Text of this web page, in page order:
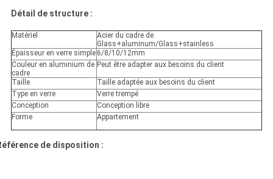
Détail de structure :
Matériel
Acier du cadre de
Glass+aluminum/Glass+stainless
Épaisseur en verre simple 6/8/10/12mm
Couleur en aluminium de
cadre
Peut être adapter aux besoins du client
Taille
Taille adaptée aux besoins du client
Type en verre
Verre trempé
Conception
Conception libre
Forme
Appartement
de disposition :